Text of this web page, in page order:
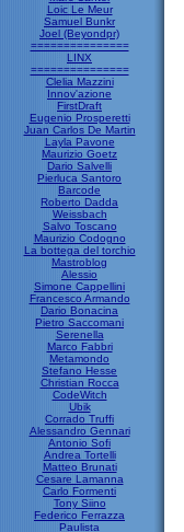
Loic Le Meur
Samuel Bunkr
Joel (Beyondpr)
===============
LINX
===============
Clelia Mazzini
Innov'azione
FirstDraft
Eugenio Prosperetti
Juan Carlos De Martin
Layla Pavone
Maurizio Goetz
Dario Salvelli
Pierluca Santoro
Barcode
Roberto Dadda
Weissbach
Salvo Toscano
Maurizio Codogno
La bottega del torchio
Mastroblog
Alessio
Simone Cappellini
Francesco Armando
Dario Bonacina
Pietro Saccomani
Serenella
Marco Fabbri
Metamondo
Stefano Hesse
Christian Rocca
CodeWitch
Ubik
Corrado Truffi
Alessandro Gennari
Antonio Sofi
Andrea Tortelli
Matteo Brunati
Cesare Lamanna
Carlo Formenti
Tony Siino
Federico Ferrazza
Paulista